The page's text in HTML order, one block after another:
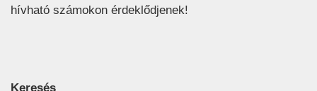
hívható számokon érdeklődjenek!
Keresés